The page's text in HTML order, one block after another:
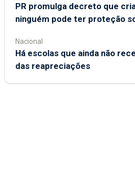
PR promulga decreto que
ninguém pode ter proteção
Nacional
Há escolas que ainda não
das reapreciações